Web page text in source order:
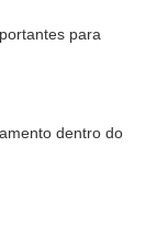
para
dentro do